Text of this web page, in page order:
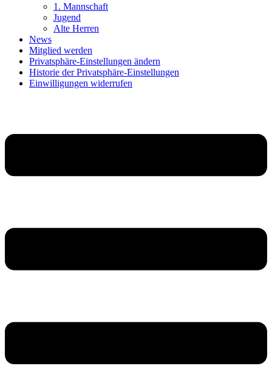
1. Mannschaft
Jugend
Alte Herren
News
Mitglied werden
Privatsphäre-Einstellungen ändern
Historie der Privatsphäre-Einstellungen
Einwilligungen widerrufen